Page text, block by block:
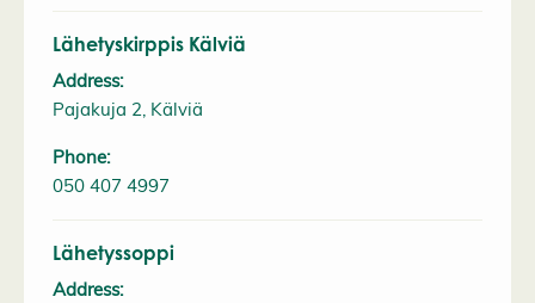
Lähetyskirppis Kälviä
Address:
Pajakuja 2, Kälviä
Phone:
050 407 4997
Lähetyssoppi
Address: